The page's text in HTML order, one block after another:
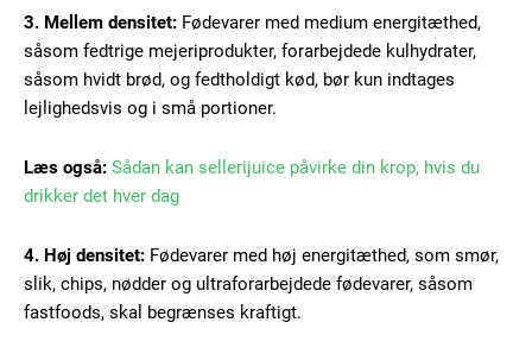
Subscription Plans
Gratis / forever
3. Mellem densitet: Fødevarer med medium energitæthed,
såsom fedtrige mejeriprodukter, forarbejdede kulhydrater,
såsom hvidt brød, og fedtholdigt kød, bør kun indtages
lejlighedsvis og i små portioner.
Læs også: Sådan kan sellerijuice påvirke din krop, hvis du
drikker det hver dag
4. Høj densitet: Fødevarer med høj energitæthed, som smør,
slik, chips, nødder og ultraforarbejdede fødevarer, såsom
fastfoods, skal begrænses kraftigt.